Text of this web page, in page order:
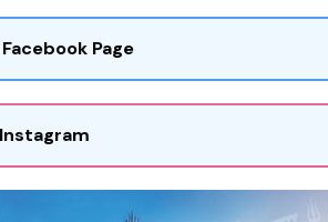
Facebook Page
Instagram